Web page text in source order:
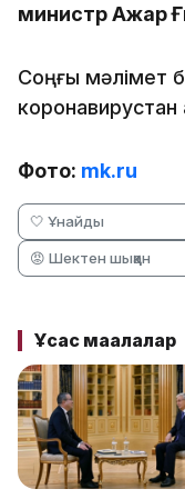
министр Ажар
Соңғы мәлімет
коронавирустан
Фото: mk.ru
🤍 Ұнайды
😡 Шектен шыққан
Ұқсас мақалалар